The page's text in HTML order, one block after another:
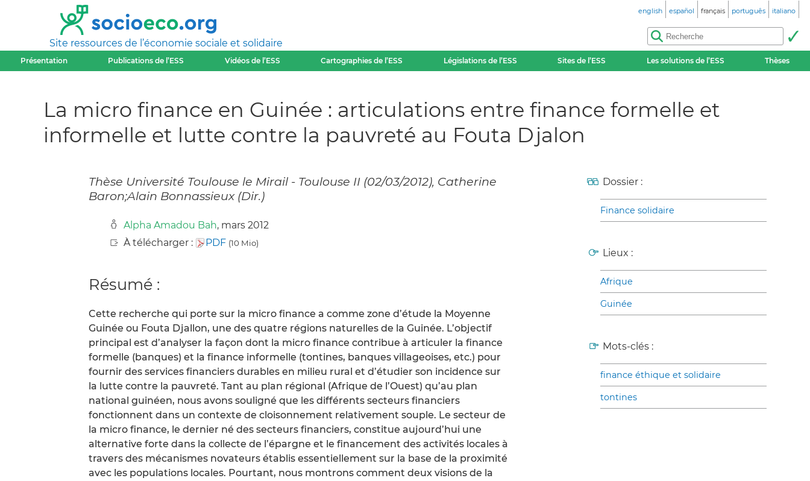
Site ressources de l’économie sociale et solidaire
english español français português italiano
Présentation Publications de l’ESS Vidéos de l’ESS Cartographies de l’ESS Législations de l’ESS Sites de l’ESS Les solutions de l’ESS Thèses
La micro finance en Guinée : articulations entre finance formelle et
informelle et lutte contre la pauvreté au Fouta Djalon
Thèse Université Toulouse le Mirail - Toulouse II (02/03/2012), Catherine
Baron;Alain Bonnassieux (Dir.)
Alpha Amadou Bah, mars 2012
À télécharger :
PDF (10 Mio)
Résumé :
Cette recherche qui porte sur la micro finance a comme zone d’étude la Moyenne
Guinée ou Fouta Djallon, une des quatre régions naturelles de la Guinée. L’objectif
principal est d’analyser la façon dont la micro finance contribue à articuler la finance
formelle (banques) et la finance informelle (tontines, banques villageoises, etc.) pour
fournir des services financiers durables en milieu rural et d’étudier son incidence sur
la lutte contre la pauvreté. Tant au plan régional (Afrique de l’Ouest) qu’au plan
national guinéen, nous avons souligné que les différents secteurs financiers
fonctionnent dans un contexte de cloisonnement relativement souple. Le secteur de
la micro finance, le dernier né des secteurs financiers, constitue aujourd’hui une
alternative forte dans la collecte de l’épargne et le financement des activités locales à
travers des mécanismes novateurs établis essentiellement sur la base de la proximité
avec les populations locales. Pourtant, nous montrons comment deux visions de la
Dossier :
Finance solidaire
Lieux :
Afrique
Guinée
Mots-clés :
finance éthique et solidaire
tontines